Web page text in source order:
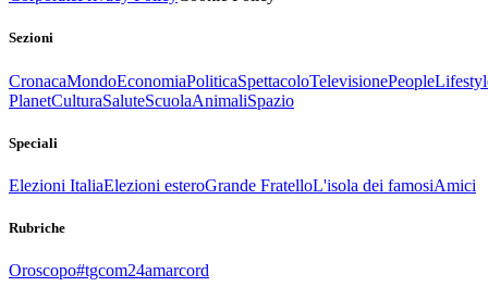
Sezioni
CronacaMondoEconomiaPoliticaSpettacoloTelevisionePeople
PlanetCulturaSaluteScuolaAnimaliSpazio
Speciali
Elezioni ItaliaElezioni esteroGrande FratelloL'isola dei famosiAmici
Rubriche
Oroscopo#tgcom24amarcord